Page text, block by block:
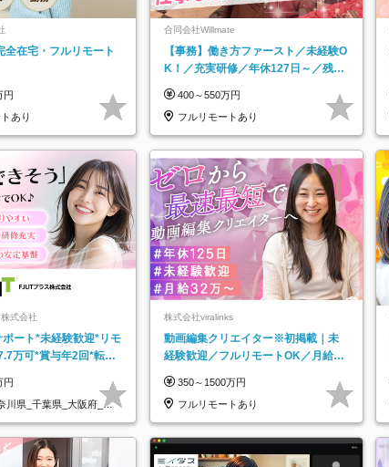
全在宅・フルリモート
円
あり
合同会社Willmate
【事務】働き方ファースト／未経験O
K！／充実研修／年休127日～／残業
400～550万円
フルリモートあり
式会社
ポート*未経験歓迎*リモ
万可*賞与年2回*転勤
円
川県_千葉県_大阪府_愛
株式会社viralinks
動画編集クリエイター※初掲載｜未
経験歓迎／フルリモートOK／月給32
350～1500万円
フルリモートあり